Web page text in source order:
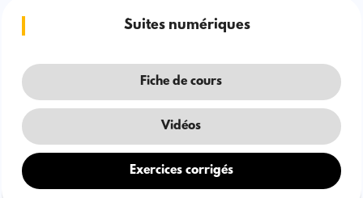
Suites numériques
Fiche de cours
Vidéos
Exercices corrigés